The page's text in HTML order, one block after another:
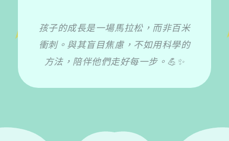
孩子的成長是一場馬拉松，而非百米
衝刺。與其盲目焦慮，不如用科學的
方法，陪伴他們走好每一步。💪✨